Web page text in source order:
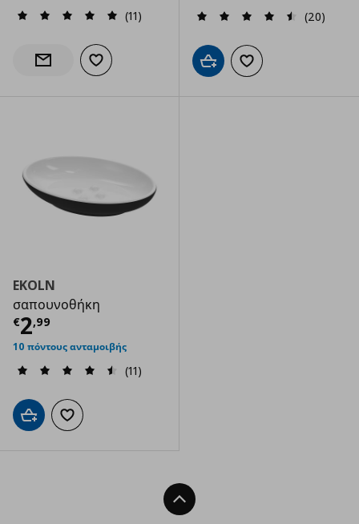
(11)
Ενημέρωση διαθεσιμότητας
Προσθήκη στα αγαπημένα
(20)
Προσθήκη στο καλάθι
Προσθήκη στα
EKOLN
σαπουνοθήκη
€2,99
Τρέχουσα τιμή
10 πόντους ανταμοιβής
(11)
Προσθήκη στο καλάθι
Προσθήκη στα αγαπημένα
Back To Top